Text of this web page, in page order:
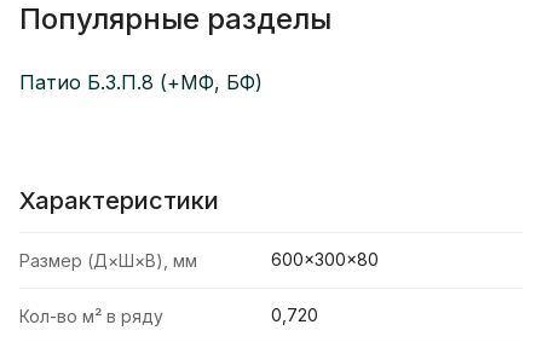
Популярные разделы
Патио Б.3.П.8 (+МФ, БФ)
Характеристики
Размер (Д×Ш×В), мм 600×300×80
Кол-во м² в ряду 0,720